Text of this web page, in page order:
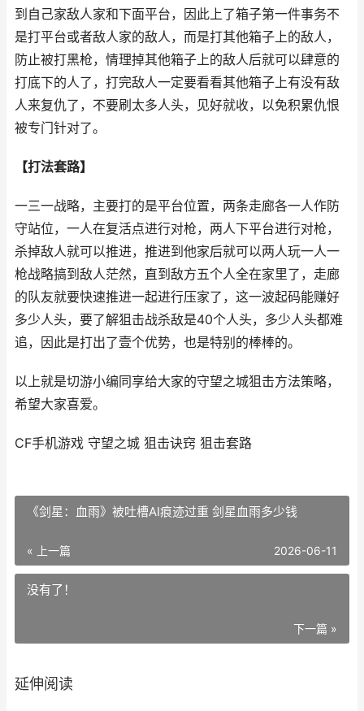
到自己家敌人家和下面平台，因此上了箱子第一件事务不
是打平台或者敌人家的敌人，而是打其他箱子上的敌人，
防止被打黑枪，情理掉其他箱子上的敌人后就可以肆意的
打底下的人了，打完敌人一定要看看其他箱子上有没有敌
人来复仇了，不要刷太多人头，见好就收，以免积累仇恨
被专门针对了。
【打法套路】
一三一战略，主要打的是平台位置，两条走廊各一人作防
守站位，一人在复活点进行对枪，两人下平台进行对枪，
杀掉敌人就可以推进，推进到他家后就可以两人玩一人一
枪战略搞到敌人茫然，直到敌方五个人全在家里了，走廊
的队友就要快速推进一起进行压家了，这一波起码能赚好
多少人头，要了解狙击战杀敌是40个人头，多少人头都难
追，因此是打出了壹个优势，也是特别的棒棒的。
以上就是切游小编同享给大家的守望之城狙击方法策略，
希望大家喜爱。
CF手机游戏 守望之城 狙击诀窍 狙击套路
《剑星：血雨》被吐槽AI痕迹过重 剑星血雨多少钱
« 上一篇 2026-06-11
没有了！
下一篇 »
延伸阅读